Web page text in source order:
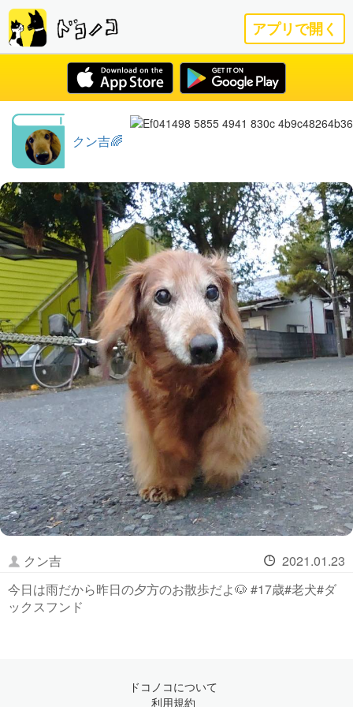
アプリで開く
クン吉🌈
クン吉
2021.01.23
今日は雨だから昨日の夕方のお散歩だよ🐶 #17歳#老犬#ダ
ックスフンド
ドコノコについて
利用規約